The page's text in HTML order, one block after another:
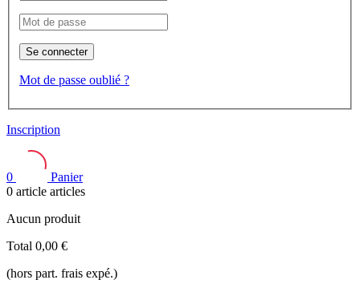
Se connecter
Mot de passe oublié ?
Inscription
0
Panier
0 article articles
Aucun produit
Total 0,00 €
(hors part. frais expé.)